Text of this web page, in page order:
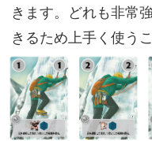
きます。どれも非常
きるため上手く使う